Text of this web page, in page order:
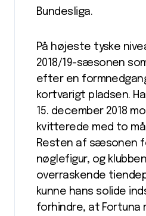
Bundesliga.
På højeste tyske
2018/19-sæsonen
efter en
kortvarigt pladsen.
15. december 2018
kvitterede med to
Resten af sæsonen
nøglefigur, og
overraskende
kunne hans solide
forhindre, at Fortuna